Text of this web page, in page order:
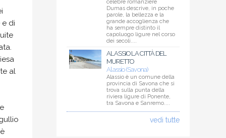
di
al
celebre romanziere
Dumas descrive, in poche
parole, la bellezza e la
grande accoglienza che
ha sempre distinto il
capoluogo ligure nel corso
dei secoli....
ALASSIO LA CITTÀ DEL
MURETTO
Alassio (Savona)
Alassio è un comune della
provincia di Savona che si
trova sulla punta della
riviera ligure di Ponente,
tra Savona e Sanremo....
vedi tutte